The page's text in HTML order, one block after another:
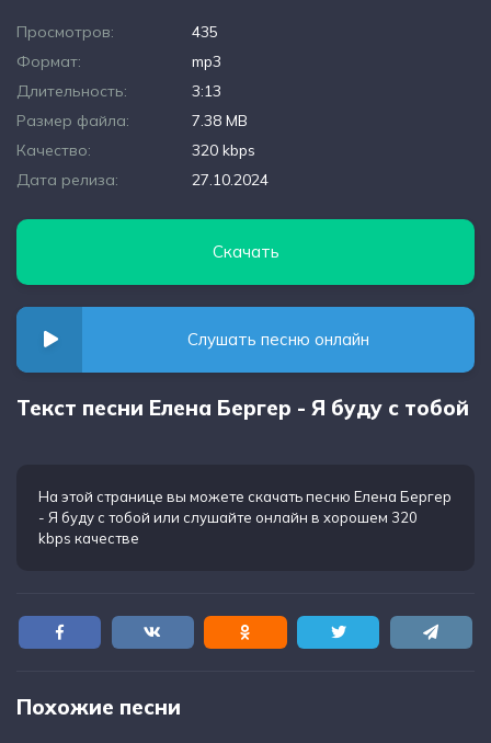
Просмотров:
435
Формат:
mp3
Длительность:
3:13
Размер файла:
7.38 MB
Качество:
320 kbps
Дата релиза:
27.10.2024
Скачать
Слушать песню онлайн
Текст песни Елена Бергер - Я буду с тобой
На этой странице вы можете скачать песню Елена Бергер
- Я буду с тобой или слушайте онлайн в хорошем 320
kbps качестве
Похожие песни